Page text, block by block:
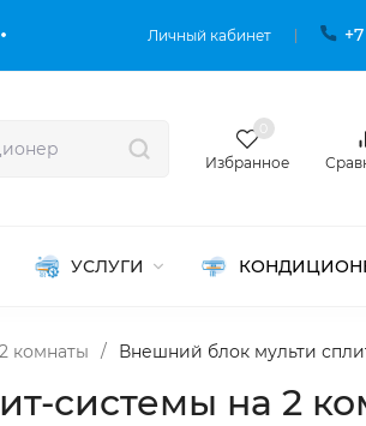
Личный кабинет
Избранное
УСЛУГИ
2 комнаты / Внешний блок мульти
системы на 2